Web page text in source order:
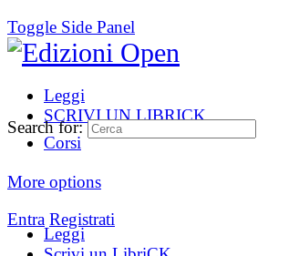
Toggle Side Panel
Leggi
SCRIVI UN LIBRICK
Corsi
More options
Entra Registrati
Search for:
Leggi